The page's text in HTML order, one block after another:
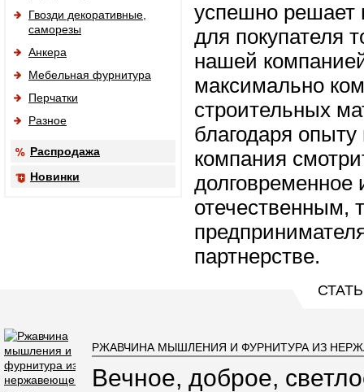
Гвозди декоративные,
саморезы
Анкера
Мебельная фурнитура
Перчатки
Разное
Распродажа
Новинки
успешно
для покупателя
нашей
максимально
строительных
благодаря
компания
долговременное
отечественным,
партнерстве.
РЖАВЧИНА МЫШЛЕНИЯ И ФУРНИТУРА ИЗ
Вечное, доброе,